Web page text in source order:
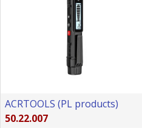
ACRTOOLS (PL products)
50.22.007